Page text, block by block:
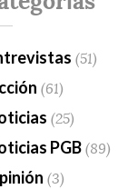
(51)
(61)
(25)
PGB(89)
(3)